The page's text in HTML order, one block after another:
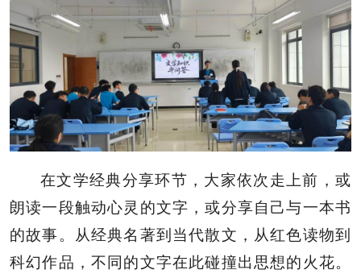
在文学经典分享环节，大家依次走上前，或
朗读一段触动心灵的文字，或分享自己与一本书
的故事。从经典名著到当代散文，从红色读物到
科幻作品，不同的文字在此碰撞出思想的火花。